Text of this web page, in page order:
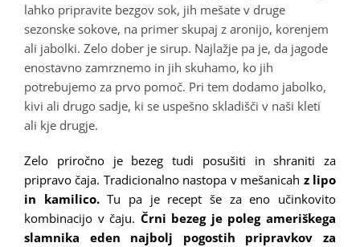
lahko pripravite bezgov sok, jih mešate v druge
sezonske sokove, na primer skupaj z aronijo, korenjem
ali jabolki. Zelo dober je sirup. Najlažje pa je, da jagode
enostavno zamrznemo in jih skuhamo, ko jih
potrebujemo za prvo pomoč. Pri tem dodamo jabolko,
kivi ali drugo sadje, ki se uspešno skladišči v naši kleti
ali kje drugje.
Zelo priročno je bezeg tudi posušiti in shraniti za
pripravo čaja. Tradicionalno nastopa v mešanicah z lipo
in kamilico.Tu pa je recept še za eno učinkovito
kombinacijo v čaju. Črni bezeg je poleg ameriškega
slamnika eden najbolj pogostih pripravkov za